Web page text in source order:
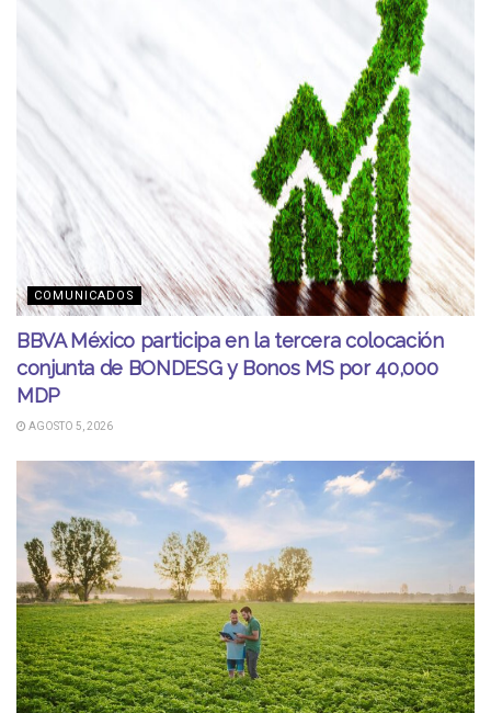
COMUNICADOS
BBVA México participa en la tercera colocación
conjunta de BONDESG y Bonos MS por 40,000
MDP
AGOSTO 5, 2026